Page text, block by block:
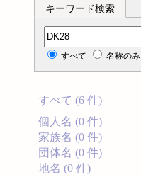
キーワード検索
分類記号検索
すべて 名称のみ
すべて (6 件)
個人名 (0 件)
家族名 (0 件)
団体名 (0 件)
地名 (0 件)